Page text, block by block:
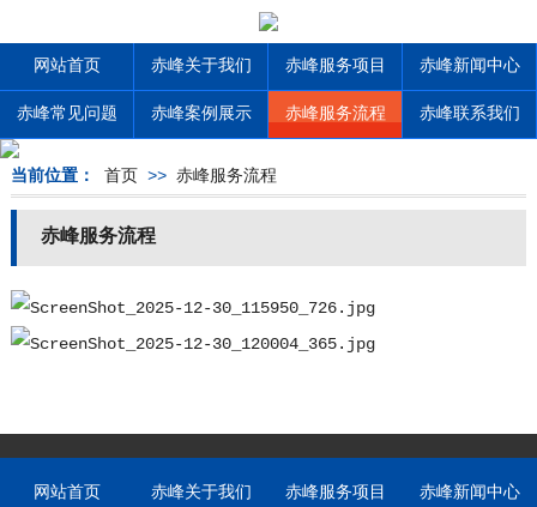
网站首页 赤峰关于我们 赤峰服务项目 赤峰新闻中心
赤峰常见问题 赤峰案例展示 赤峰服务流程 赤峰联系我们
当前位置： 首页 >> 赤峰服务流程
赤峰服务流程
网站首页 赤峰关于我们 赤峰服务项目 赤峰新闻中心